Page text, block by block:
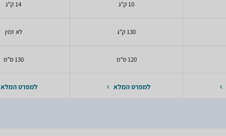
10 ק"ג
130 ק"ג
120 ס"מ
למפרט המלא
14 ק"ג
לא זמין
130 ס"מ
למפרט המלא